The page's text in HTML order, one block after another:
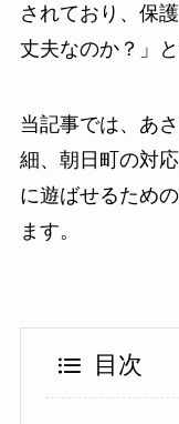
されており、保
丈夫なのか？」
当記事では、あ
細、朝日町の対
に遊ばせるため
ます。
目次